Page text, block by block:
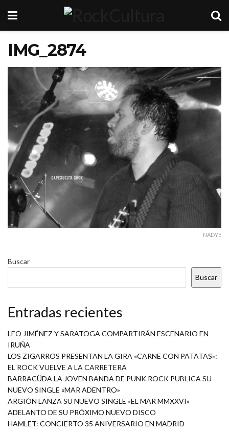
IMG_2874
NADYE
Buscar
Buscar
Entradas recientes
LEO JIMÉNEZ Y SARATOGA COMPARTIRÁN ESCENARIO EN
IRUÑA
LOS ZIGARROS PRESENTAN LA GIRA «CARNE CON PATATAS»:
EL ROCK VUELVE A LA CARRETERA
BARRACÜDA LA JOVEN BANDA DE PUNK ROCK PUBLICA SU
NUEVO SINGLE «MAR ADENTRO»
ARGIÓN LANZA SU NUEVO SINGLE «EL MAR MMXXVI»
ADELANTO DE SU PRÓXIMO NUEVO DISCO
HAMLET: CONCIERTO 35 ANIVERSARIO EN MADRID